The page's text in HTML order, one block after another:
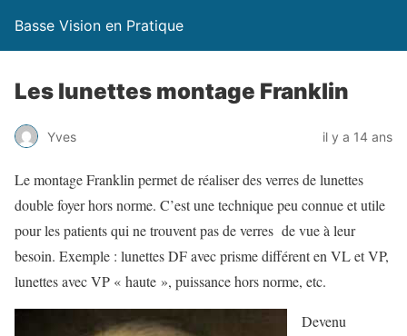
Basse Vision en Pratique
Les lunettes montage Franklin
Yves il y a 14 ans
Le montage Franklin permet de réaliser des verres de lunettes
double foyer hors norme. C’est une technique peu connue et utile
pour les patients qui ne trouvent pas de verres de vue à leur
besoin. Exemple : lunettes DF avec prisme différent en VL et VP,
lunettes avec VP « haute », puissance hors norme, etc.
Devenu